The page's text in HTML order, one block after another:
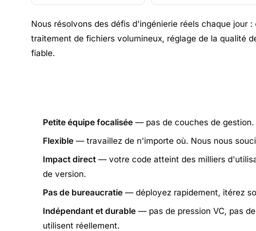
Nous résolvons des défis d'ingénierie réels chaque
traitement de fichiers volumineux, réglage de la qualité
fiable.
Petite équipe focalisée — pas de couches de
Flexible — travaillez de n'importe où. Nous nous
Impact direct — votre code atteint des milliers
de version.
Pas de bureaucratie — déployez rapidement, itérez
Indépendant et durable — pas de pression VC, pas
utilisent réellement.